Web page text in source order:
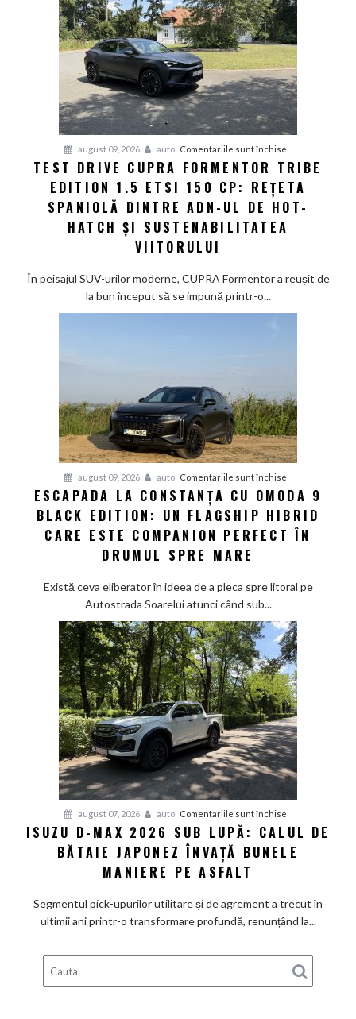
august 09, 2026 auto Comentariile sunt închise
Test
Drive
CUPRA
ADN-
ul
de
hot-
hatch
sustenabilitatea
viitorului
TEST DRIVE CUPRA FORMENTOR TRIBE
EDITION 1.5 ETSI 150 CP: REȚETA
SPANIOLĂ DINTRE ADN-UL DE HOT-
HATCH ȘI SUSTENABILITATEA
VIITORULUI
În peisajul SUV-urilor moderne, CUPRA Formentor a reușit de
la bun început să se impună printr-o...
august 09, 2026 auto Comentariile sunt închise
Escapada
la
Constanța
Un
flagship
hibrid
care
este
companion
perfect
în
drumul
ESCAPADA LA CONSTANȚA CU OMODA 9
BLACK EDITION: UN FLAGSHIP HIBRID
CARE ESTE COMPANION PERFECT ÎN
DRUMUL SPRE MARE
Există ceva eliberator în ideea de a pleca spre litoral pe
Autostrada Soarelui atunci când sub...
august 07, 2026 auto Comentariile sunt închise
D-
sub
lupă:
bătaie
japonez
ISUZU D-MAX 2026 SUB LUPĂ: CALUL DE
BĂTAIE JAPONEZ ÎNVAȚĂ BUNELE
MANIERE PE ASFALT
Segmentul pick-upurilor utilitare și de agrement a trecut în
ultimii ani printr-o transformare profundă, renunțând la...